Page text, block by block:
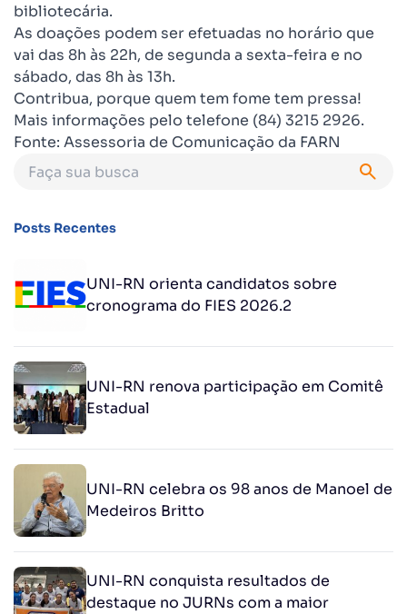
bibliotecária.
As doações podem ser efetuadas no horário que
vai das 8h às 22h, de segunda a sexta-feira e no
sábado, das 8h às 13h.
Contribua, porque quem tem fome tem pressa!
Mais informações pelo telefone (84) 3215 2926.
Fonte: Assessoria de Comunicação da FARN
Posts Recentes
UNI-RN orienta candidatos sobre
cronograma do FIES 2026.2
UNI-RN renova participação em Comitê
Estadual
UNI-RN celebra os 98 anos de Manoel de
Medeiros Britto
UNI-RN conquista resultados de
destaque no JURNs com a maior